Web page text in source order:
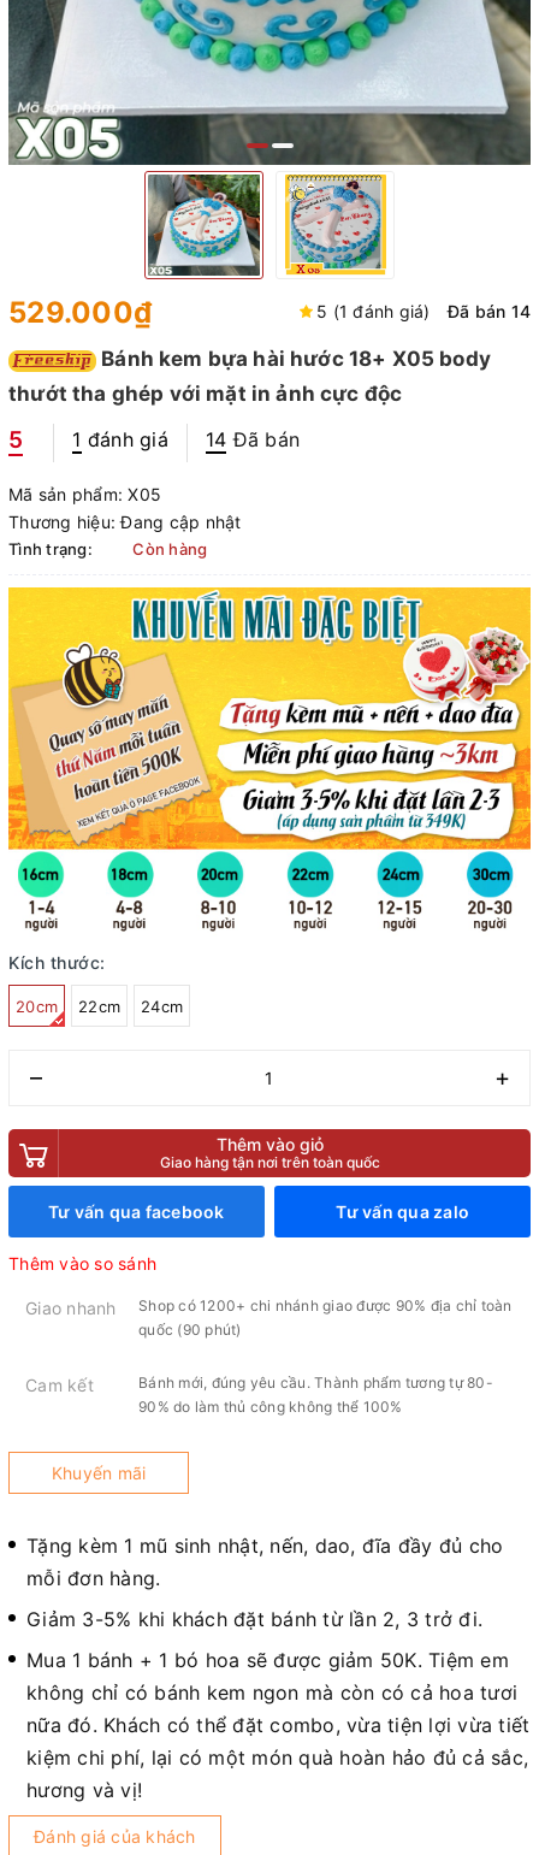
529.000₫ 5 (1 đánh giá) Đã bán 14
Bánh kem bựa hài hước 18+ X05 body
thướt tha ghép với mặt in ảnh cực độc
5 1 đánh giá 14 Đã bán
Mã sản phẩm: X05
Thương hiệu: Đang cập nhật
Tình trạng: Còn hàng
Kích thước:
20cm 22cm 24cm
– +
Thêm vào giỏ
Giao hàng tận nơi trên toàn quốc
Tư vấn qua facebook Tư vấn qua zalo
Thêm vào so sánh
Giao nhanh
Shop có 1200+ chi nhánh giao được 90% địa chỉ toàn
quốc (90 phút)
Cam kết
Bánh mới, đúng yêu cầu. Thành phẩm tương tự 80-
90% do làm thủ công không thể 100%
Khuyến mãi
Tặng kèm 1 mũ sinh nhật, nến, dao, đĩa đầy đủ cho
mỗi đơn hàng.
Giảm 3-5% khi khách đặt bánh từ lần 2, 3 trở đi.
Mua 1 bánh + 1 bó hoa sẽ được giảm 50K. Tiệm em
không chỉ có bánh kem ngon mà còn có cả hoa tươi
nữa đó. Khách có thể đặt combo, vừa tiện lợi vừa tiết
kiệm chi phí, lại có một món quà hoàn hảo đủ cả sắc,
hương và vị!
Đánh giá của khách